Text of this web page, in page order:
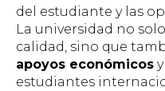
del estudiante y las
La universidad no
calidad, sino que
apoyos económicos
estudiantes